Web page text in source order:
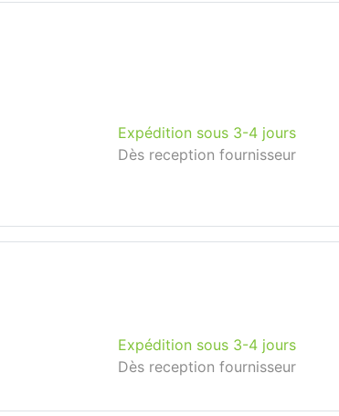
Expédition sous 3-4 jours
Dès reception fournisseur
Expédition sous 3-4 jours
Dès reception fournisseur